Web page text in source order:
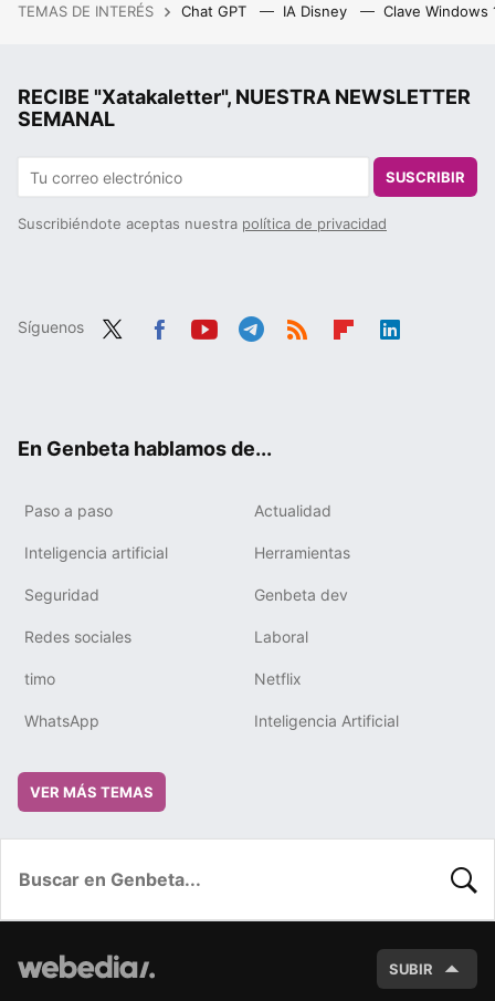
TEMAS DE INTERÉS Chat GPT IA Disney Clave Windows
RECIBE "Xatakaletter", NUESTRA NEWSLETTER
SEMANAL
SUSCRIBIR
Suscribiéndote aceptas nuestra política de privacidad
Síguenos
En Genbeta hablamos de...
Paso a paso Actualidad
Inteligencia artificial Herramientas
Seguridad Genbeta dev
Redes sociales Laboral
timo Netflix
WhatsApp Inteligencia Artificial
VER MÁS TEMAS
SUBIR